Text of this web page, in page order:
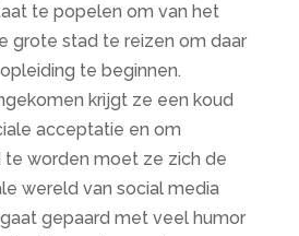
te popelen om van het
grote stad te reizen om daar
te beginnen.
krijgt ze een koud
acceptatie en om
worden moet ze zich de
wereld van social media
gepaard met veel humor